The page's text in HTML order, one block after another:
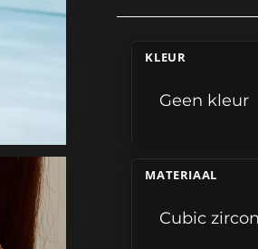
KLEUR
Geen kleur
MATERIAAL
Cubic